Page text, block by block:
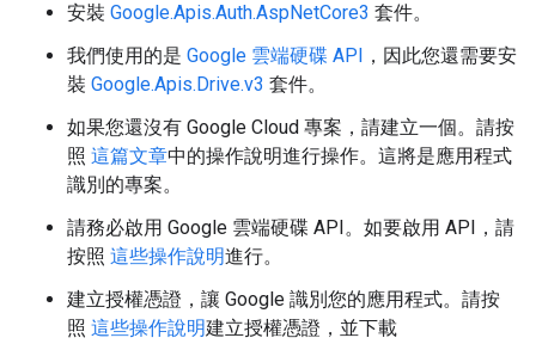
安裝 Google.Apis.Auth.AspNetCore3 套件。
我們使用的是 Google 雲端硬碟 API ，因此您還需要安
裝 Google.Apis.Drive.v3 套件。
如果您還沒有 Google Cloud 專案，請建立一個。請按
照 這篇文章中的操作說明進行操作。這將是應用程式
識別的專案。
請務必啟用 Google 雲端硬碟 API。如要啟用 API，請
按照 這些操作說明進行。
建立授權憑證，讓 Google 識別您的應用程式。請按
照 這些操作說明建立授權憑證，並下載